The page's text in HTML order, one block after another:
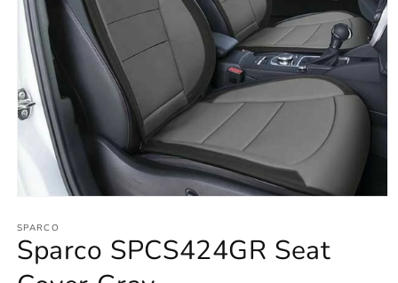
1
in
modal
SPARCO
Sparco SPCS424GR Seat